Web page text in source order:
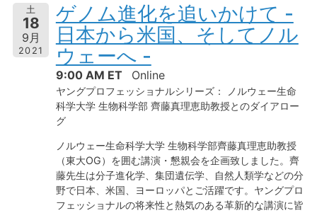
土
18
9月
2021
ゲノム進化を追いかけて -
日本から米国、そしてノル
ウェーへ -
9:00 AM ET Online
ヤングプロフェッショナルシリーズ： ノルウェー生命
科学大学 生物科学部 齊藤真理恵助教授とのダイアロー
グ
ノルウェー生命科学大学 生物科学部齊藤真理恵助教授
（東大OG）を囲む講演・懇親会を企画致しました。齊
藤先生は分子進化学、集団遺伝学、自然人類学などの分
野で日本、米国、ヨーロッパとご活躍です。ヤングプロ
フェッショナルの将来性と熱気のある革新的な講演に皆